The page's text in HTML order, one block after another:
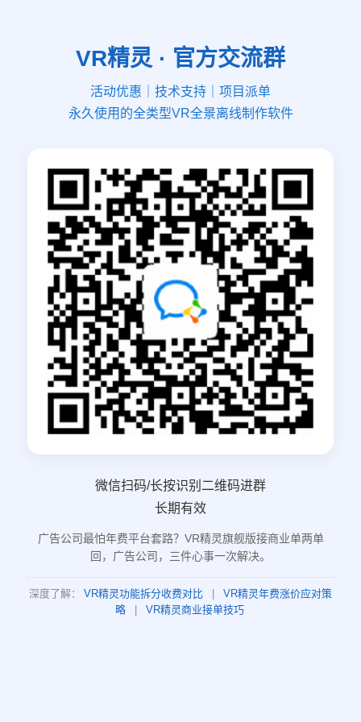
VR精灵 · 官方交流群
活动优惠｜技术支持｜项目派单
永久使用的全类型VR全景离线制作软件
微信扫码/长按识别二维码进群
长期有效
广告公司最怕年费平台套路？VR精灵旗舰版接商业单两单
回，广告公司，三件心事一次解决。
深度了解： VR精灵功能拆分收费对比
VR精灵年费涨价应对策
略
VR精灵商业接单技巧